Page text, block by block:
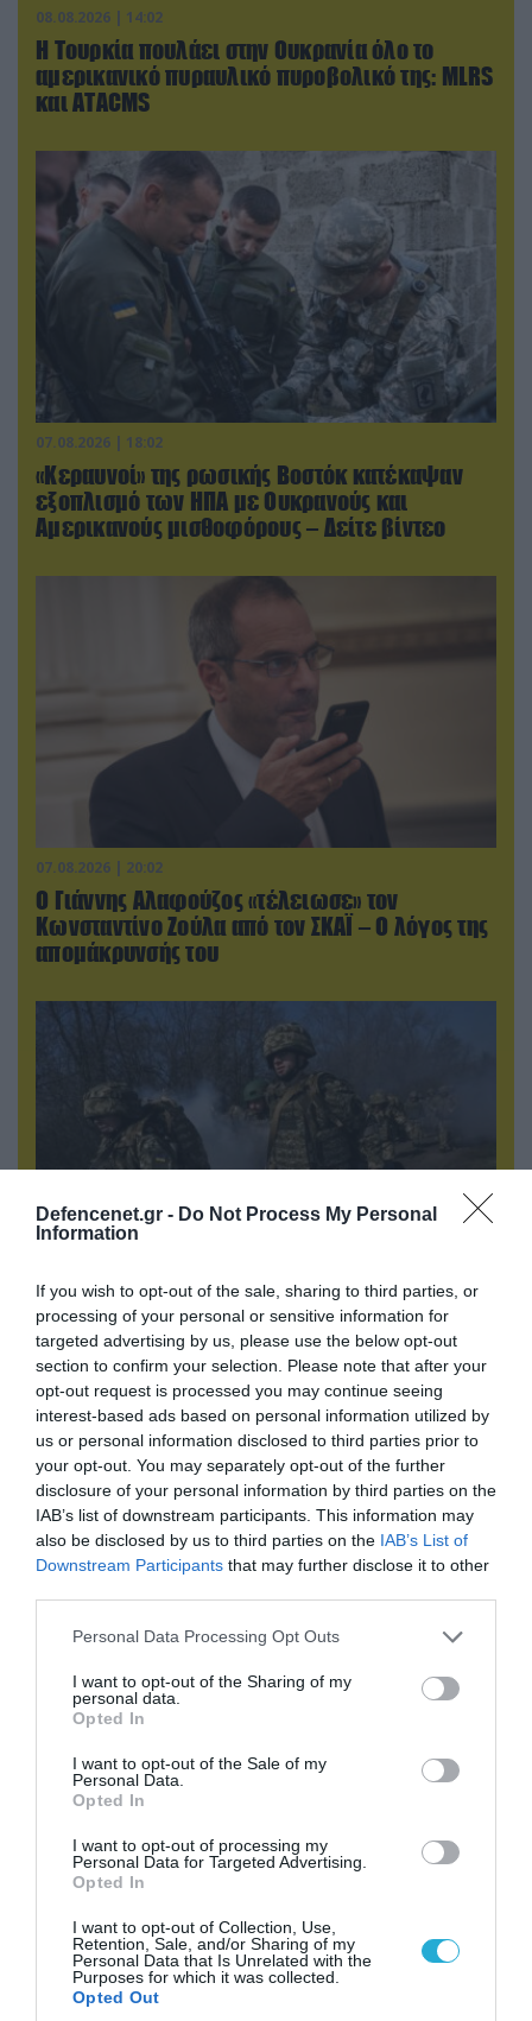
Defencenet.gr - Do Not Process My Personal
Information
If you wish to opt-out of the sale, sharing to third parties, or
processing of your personal or sensitive information for
targeted advertising by us, please use the below opt-out
section to confirm your selection. Please note that after your
opt-out request is processed you may continue seeing
interest-based ads based on personal information utilized by
us or personal information disclosed to third parties prior to
your opt-out. You may separately opt-out of the further
disclosure of your personal information by third parties on the
IAB’s list of downstream participants. This information may
also be disclosed by us to third parties on the IAB’s List of
Downstream Participants that may further disclose it to other
Please note that this website/app uses one or more Google
not limited to your visit or usage behaviour. You may click to
grant or deny consent to Google and its third-party tags to
use your data for below specified purposes in below Google
consent section.
Personal Data Processing Opt Outs
I want to opt-out of the Sharing of my
personal data.
Opted In
I want to opt-out of the Sale of my
Personal Data.
Opted In
I want to opt-out of processing my
Personal Data for Targeted Advertising.
Opted In
I want to opt-out of Collection, Use,
Retention, Sale, and/or Sharing of my
Personal Data that Is Unrelated with the
Purposes for which it was collected.
Opted Out
08.08.2026 | 14:02
Η Τουρκία πουλάει στην Ουκρανία όλο το
αμερικανικό πυραυλικό πυροβολικό της: MLRS
και ΑΤΑCMS
07.08.2026 | 18:02
«Κεραυνοί» της ρωσικής Βοστόκ κατέκαψαν
εξοπλισμό των ΗΠΑ με Ουκρανούς και
Αμερικανούς μισθοφόρους – Δείτε βίντεο
07.08.2026 | 20:02
Ο Γιάννης Αλαφούζος «τέλειωσε» τον
Κωνσταντίνο Ζούλα από τον ΣΚΑΪ – Ο λόγος της
απομάκρυνσής του
07.08.2026 | 19:02
Απετράπη το εγχείρημα Ουκρανών για
αντεπίθεση στο Κολομίγτσι: Δείτε το πριν & το
μετά της προσπάθειάς τους (βίντεο)
07.08.2026 | 23:02
χειμώνα στο Κίεβο: Οι Ρώσοι διέλυσαν 7
εγκαταστάσεις του ουκρανικού κολοσσού!
ΠΟΛΙΤΙΚΗ